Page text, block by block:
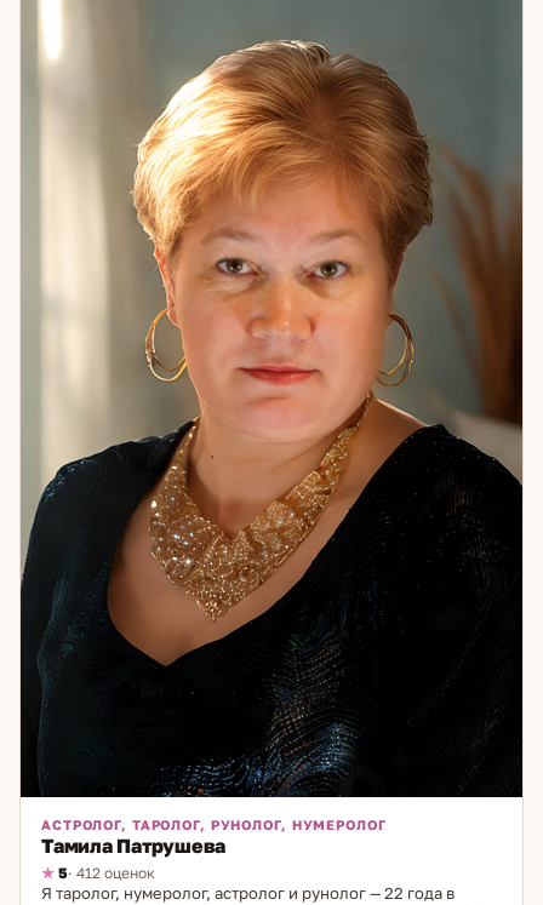
один разговор переворачивает понимание
собственных решений на годы. Счастье — это когда
живёшь в согласии с собой. Не с ожиданиями других,
не с тем, «как правильно» — а с тем, кто вы есть.
Помогаю это найти. Если хотите понять себя точнее —
приходите. Начнём с цифр.
АСТРОЛОГ, ТАРОЛОГ, РУНОЛОГ, НУМЕРОЛОГ
Тамила Патрушева
5· 412 оценок
Я таролог, нумеролог, астролог и рунолог — 22 года в